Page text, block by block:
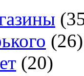
(26)
(20)